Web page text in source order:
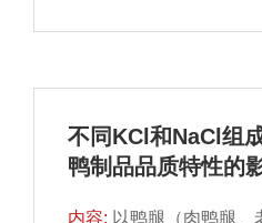
果表明：得到的二次回
添加量分别为 60.14、
47.16%；将得出的最佳
拟体系中进行验证，得
不同KCl和NaCl组
鸭制品品质特性的
内容: 以鸭腿（肉鸭腿、